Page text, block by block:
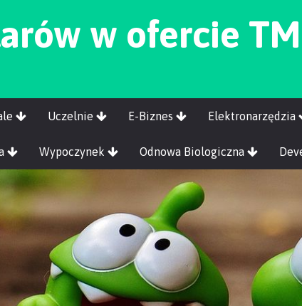
w ofercie
Uczelnie E-Biznes Elektronarzędzia
Wypoczynek Odnowa Biologiczna